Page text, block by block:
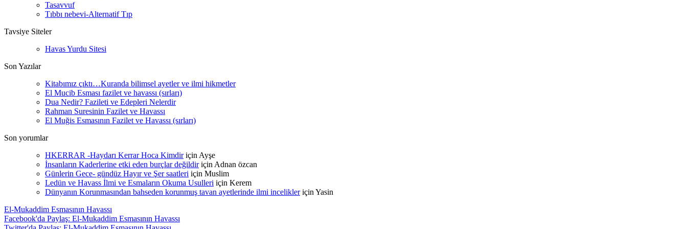
Tasavvuf
Tıbbı nebevi-Alternatif Tıp
Tavsiye Siteler
Havas Yurdu Sitesi
Son Yazılar
Kitabımız çıktı…Kuranda bilimsel ayetler ve ilmi hikmetler
El Mucib Esması fazilet ve havassı (sırları)
Dua Nedir? Fazileti ve Edepleri Nelerdir
Rahman Suresinin Fazilet ve Havassı
El Muğis Esmasının Fazilet ve Havassı (sırları)
Son yorumlar
HKERRAR -Haydarı Kerrar Hoca Kimdiriçin Ayşe
İnsanların Kaderlerine etki eden burçlar değildiriçin Adnan özcan
Günlerin Gece- gündüz Hayır ve Şer saatleri için Muslim
Ledün ve Havass İlmi ve Esmaların Okuma Usulleri için Kerem
Dünyanın Korunmasından bahseden korunmuş tavan ayetlerinde ilmi incelikleriçin Yasin
El-Mukaddim Esmasının Havassı
Facebook'da Paylaş: El-Mukaddim Esmasının Havassı